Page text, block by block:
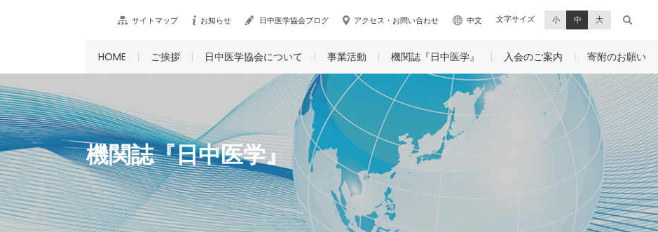
サイトマップ お知らせ 日中医学協会ブログ アクセス・お問い合わせ 中文 文字サイズ 小 中 大
HOME ご挨拶 日中医学協会について 事業活動 機関誌『日中医学』 入会のご案内 寄附のお願い
機関誌『日中医学』